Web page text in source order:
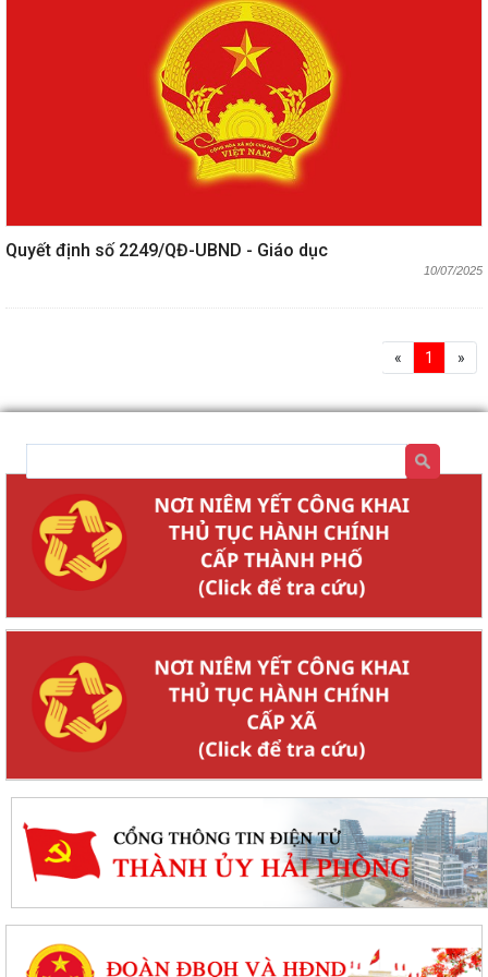
Quyết định số 2249/QĐ-UBND - Giáo dục
10/07/2025
« 1 »